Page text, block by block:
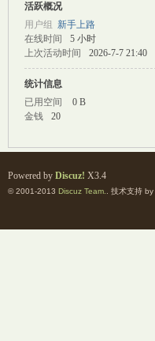
活跃概况
用户组 新手上路
在线时间
5 小时
上次活动时间
2026-7-7 21:40
统计信息
已用空间
0 B
金钱
20
Powered by Discuz! X3.4
© 2001-2013 Discuz Team. . 技术支持 by